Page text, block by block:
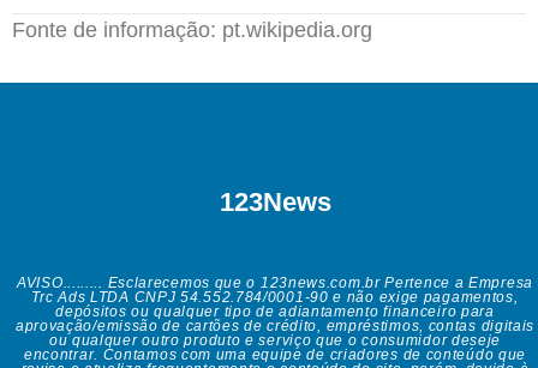
Fonte de informação: pt.wikipedia.org
123News
AVISO......... Esclarecemos que o 123news.com.br Pertence a Empresa
Trc Ads LTDA CNPJ 54.552.784/0001-90 e não exige pagamentos,
depósitos ou qualquer tipo de adiantamento financeiro para
aprovação/emissão de cartões de crédito, empréstimos, contas digitais
ou qualquer outro produto e serviço que o consumidor deseje
encontrar. Contamos com uma equipe de criadores de conteúdo que